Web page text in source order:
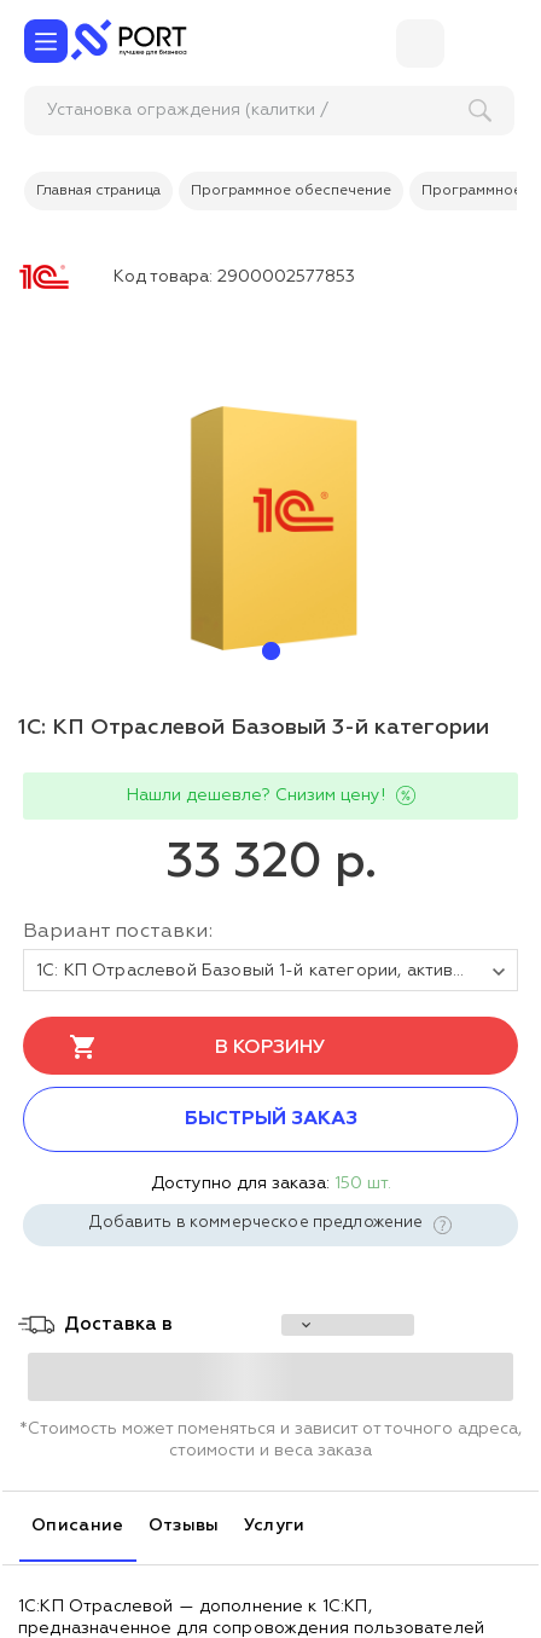
Установка ограждения (кал
Главная страница Программное обеспечение Программное
Код товара: 2900002577853
1С: КП Отраслевой Базовый 3-й категории
Нашли дешевле? Снизим цену!
33 320 р.
Вариант поставки:
1С: КП Отраслевой Базовый 1-й категории, активация сопровождения на 6 месяцев. Электронная поставка
В КОРЗИНУ
БЫСТРЫЙ ЗАКАЗ
Доступно для заказа: 150 шт.
Добавить в коммерческое предложение
Доставка в
*Стоимость может поменяться и зависит от точного адреса,
стоимости и веса заказа
Описание Отзывы Услуги
1С:КП Отраслевой — дополнение к 1С:КП,
предназначенное для сопровождения пользователей